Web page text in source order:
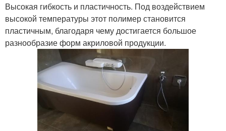
Высокая гибкость и пластичность. Под воздействием
высокой температуры этот полимер становится
пластичным, благодаря чему достигается большое
разнообразие форм акриловой продукции.